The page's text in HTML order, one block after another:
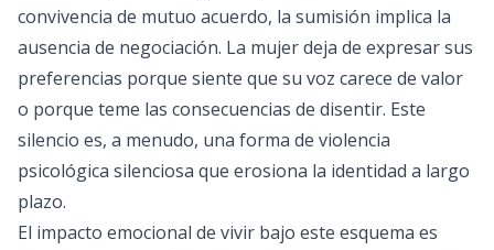
convivencia de mutuo acuerdo, la sumisión implica la
ausencia de negociación. La mujer deja de expresar sus
preferencias porque siente que su voz carece de valor
o porque teme las consecuencias de disentir. Este
silencio es, a menudo, una forma de violencia
psicológica silenciosa que erosiona la identidad a largo
plazo.
El impacto emocional de vivir bajo este esquema es